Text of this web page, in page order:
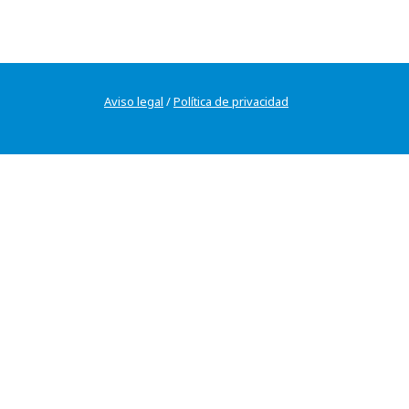
Aviso legal /Política de privacidad